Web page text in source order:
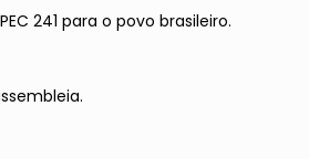
241 para o povo brasileiro.